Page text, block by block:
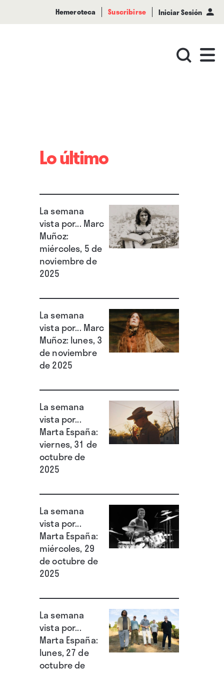
Hemeroteca Suscribirse Iniciar Sesión
Lo último
La semana
vista por... Marc
Muñoz:
miércoles, 5 de
noviembre de
2025
La semana
vista por... Marc
Muñoz: lunes, 3
de noviembre
de 2025
La semana
vista por...
Marta España:
viernes, 31 de
octubre de
2025
La semana
vista por...
Marta España:
miércoles, 29
de octubre de
2025
La semana
vista por...
Marta España:
lunes, 27 de
octubre de